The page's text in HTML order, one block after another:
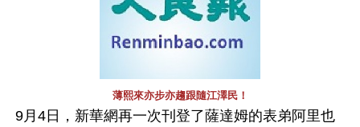
薄熙來亦步亦趨跟隨江澤民！
9月4日，新華網再一次刊登了薩達姆的表弟阿里也